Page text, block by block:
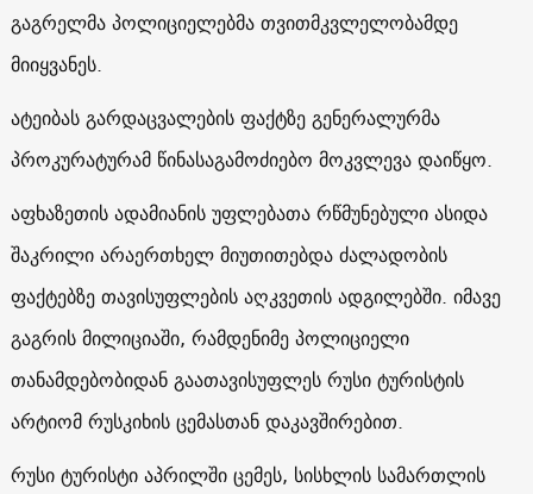
გაგრელმა პოლიციელებმა თვითმკვლელობამდე
მიიყვანეს.
ატეიბას გარდაცვალების ფაქტზე გენერალურმა
პროკურატურამ წინასაგამოძიებო მოკვლევა დაიწყო.
აფხაზეთის ადამიანის უფლებათა რწმუნებული ასიდა
შაკრილი არაერთხელ მიუთითებდა ძალადობის
ფაქტებზე თავისუფლების აღკვეთის ადგილებში. იმავე
გაგრის მილიციაში, რამდენიმე პოლიციელი
თანამდებობიდან გაათავისუფლეს რუსი ტურისტის
არტიომ რუსკიხის ცემასთან დაკავშირებით.
რუსი ტურისტი აპრილში ცემეს, სისხლის სამართლის